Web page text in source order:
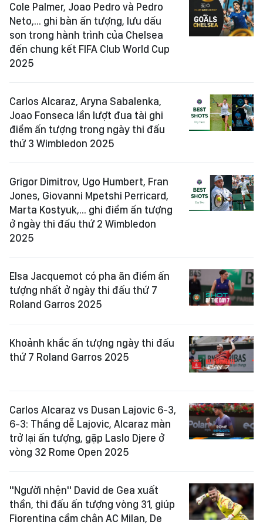
Cole Palmer, Joao Pedro và Pedro
Neto,... ghi bàn ấn tượng, lưu dấu
son trong hành trình của Chelsea
đến chung kết FIFA Club World Cup
2025
Carlos Alcaraz, Aryna Sabalenka,
Joao Fonseca lần lượt đua tài ghi
điểm ấn tượng trong ngày thi đấu
thứ 3 Wimbledon 2025
Grigor Dimitrov, Ugo Humbert, Fran
Jones, Giovanni Mpetshi Perricard,
Marta Kostyuk,... ghi điểm ấn tượng
ở ngày thi đấu thứ 2 Wimbledon
2025
Elsa Jacquemot có pha ăn điểm ấn
tượng nhất ở ngày thi đấu thứ 7
Roland Garros 2025
Khoảnh khắc ấn tượng ngày thi đấu
thứ 7 Roland Garros 2025
Carlos Alcaraz vs Dusan Lajovic 6-3,
6-3: Thắng dễ Lajovic, Alcaraz màn
trở lại ấn tượng, gặp Laslo Djere ở
vòng 32 Rome Open 2025
"Người nhện" David de Gea xuất
thần, thi đấu ấn tượng vòng 31, giúp
Fiorentina cầm chân AC Milan, De